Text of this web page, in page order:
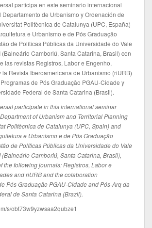
participa en este seminario internacional
de Urbanismo y Ordenación de
Politècnica de Catalunya (UPC, España)
e Urbanismo e de Pós Graduação
de Políticas Públicas da Universidade do Vale
(Balneário Camboriú, Santa Catarina, Brasil) con
las revistas Registros, Labor e Engenho,
la Revista Iberoamericana de Urbanismo (riURB)
de Pós Graduação PGAU-Cidade y
Federal de Santa Catarina (Brasil).
participate in this international seminar
of Urbanism and Territorial Planning
Politècnica de Catalunya (UPC, Spain) and
e Urbanismo e de Pós Graduação
de Políticas Públicas da Universidade do Vale
(Balneário Camboriú, Santa Catarina, Brasil),
the following journals: Registros, Labor e
and riURB and the colaboration
Pós Graduação PGAU-Cidade and Pós-Arq da
de Santa Catarina (Brazil).
s/obt73w9yzwsaa2qubze1